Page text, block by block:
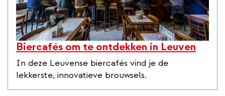
Biercafés om te ontdekken in Leuven
In deze Leuvense biercafés vind je de
lekkerste, innovatieve brouwsels.